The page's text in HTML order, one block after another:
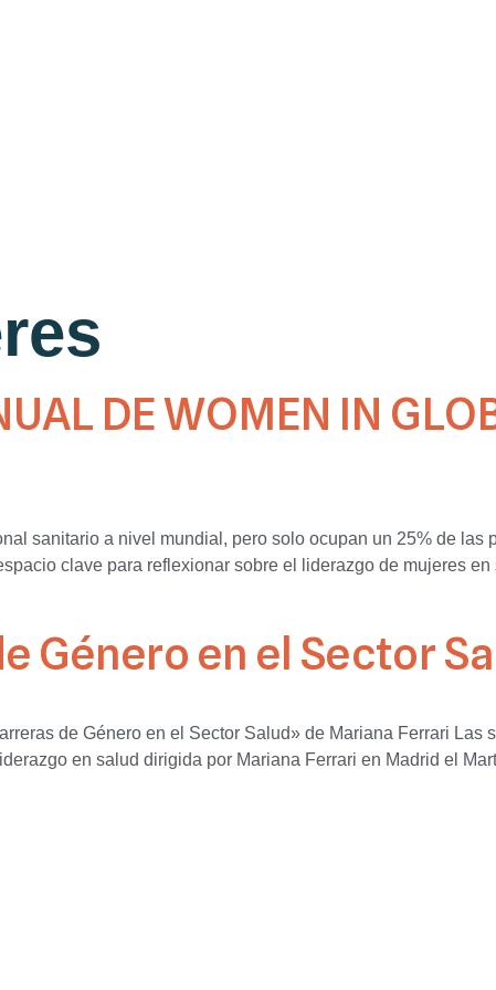
DE WOMEN IN
sanitario a nivel mundial, pero solo ocupan un 25% de las
clave para reflexionar sobre el liderazgo de mujeres
Género en el Sector
de Género en el Sector Salud» de Mariana Ferrari Las
en salud dirigida por Mariana Ferrari en Madrid el